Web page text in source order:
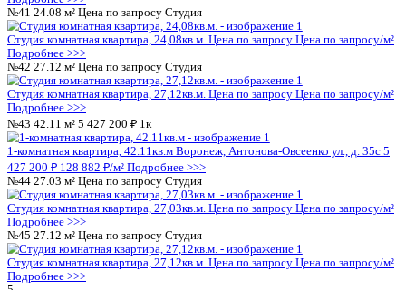
Студия комнатная квартира, 22,94кв.м. Цена по запросу
Подробнее >>>
№12 26.38 м² Цена по запросу
Студия комнатная квартира, 26,38кв.м. Цена по запросу Цена
Подробнее >>>
№13 40.82 м² Цена по запросу 1к
1 комнатная квартира, 40,82кв.м.
Подробнее >>>
№14 26.28 м² Цена по запросу Студия
Студия комнатная квартира, 26,28кв.м.
Подробнее >>>
№15 26.46 м² Цена по запросу Студия